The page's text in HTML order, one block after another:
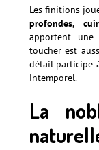
Les finitions
profondes,
apportent une
toucher est
détail participe
intemporel.
La